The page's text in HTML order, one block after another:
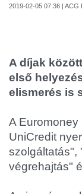
2019-02-05 07:36 | ACG
A díjak
első
elismerés is
A
UniCredit
szolgáltatás",
végrehajtás"